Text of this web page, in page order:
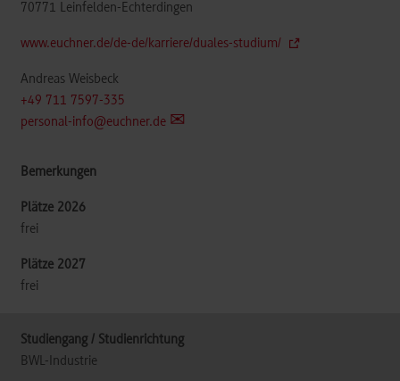
70771 Leinfelden-Echterdingen
www.euchner.de/de-de/karriere/duales-studium/
Andreas Weisbeck
+49 711 7597-335
personal-info@euchner.de
frei
frei
BWL-Industrie